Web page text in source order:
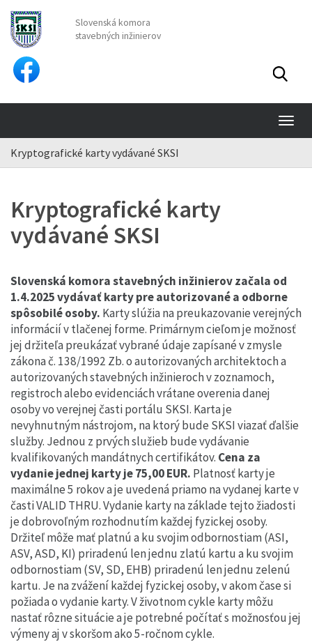
Slovenská komora
stavebných inžinierov
Kryptografické karty vydávané SKSI
Kryptografické karty
vydávané SKSI
Slovenská komora stavebných inžinierov začala od
1.4.2025 vydávať karty pre autorizované a odborne
spôsobilé osoby. Karty slúžia na preukazovanie verejných
informácií v tlačenej forme. Primárnym cieľom je možnosť
jej držiteľa preukázať vybrané údaje zapísané v zmysle
zákona č. 138/1992 Zb. o autorizovaných architektoch a
autorizovaných stavebných inžinieroch v zoznamoch,
registroch alebo evidenciách vrátane overenia danej
osoby vo verejnej časti portálu SKSI. Karta je
nevyhnutným nástrojom, na ktorý bude SKSI viazať ďalšie
služby. Jednou z prvých služieb bude vydávanie
kvalifikovaných mandátnych certifikátov. Cena za
vydanie jednej karty je 75,00 EUR. Platnosť karty je
maximálne 5 rokov a je uvedená priamo na vydanej karte v
časti VALID THRU. Vydanie karty na základe tejto žiadosti
je dobrovoľným rozhodnutím každej fyzickej osoby.
Držiteľ môže mať platnú a ku svojim odbornostiam (ASI,
ASV, ASD, KI) priradenú len jednu zlatú kartu a ku svojim
odbornostiam (SV, SD, EHB) priradenú len jednu zelenú
kartu. Je na zvážení každej fyzickej osoby, v akom čase si
požiada o vydanie karty. V životnom cykle karty môžu
nastať rôzne situácie a je potrebné počítať s možnosťou jej
výmeny aj v skoršom ako 5-ročnom cykle.